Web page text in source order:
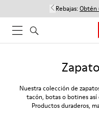
Rebajas: Obtén
Nuestra colección de
tacón, botas o botines así
Productos duraderos,